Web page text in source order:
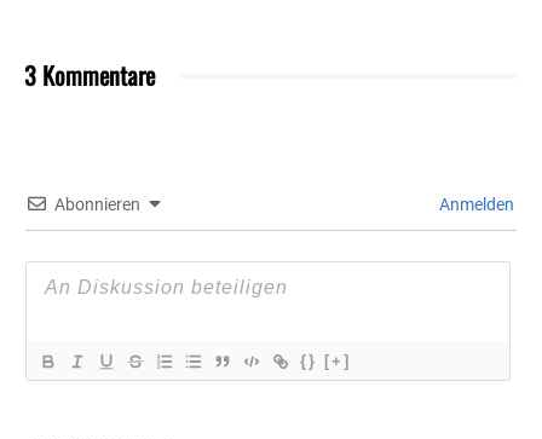
3 Kommentare
Abonnieren Anmelden
{} [+]